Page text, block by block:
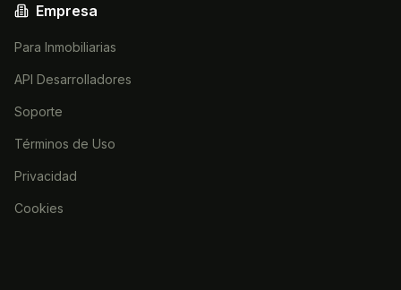
Empresa
Para Inmobiliarias
API Desarrolladores
Soporte
Términos de Uso
Privacidad
Cookies